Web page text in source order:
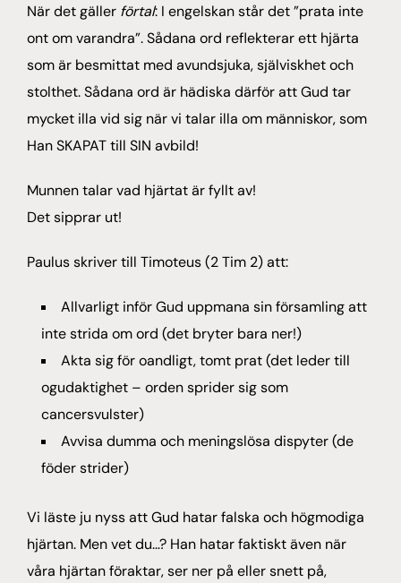
När det gäller förtal: I engelskan står det ”prata inte
ont om varandra”. Sådana ord reflekterar ett hjärta
som är besmittat med avundsjuka, själviskhet och
stolthet. Sådana ord är hädiska därför att Gud tar
mycket illa vid sig när vi talar illa om människor, som
Han SKAPAT till SIN avbild!
Munnen talar vad hjärtat är fyllt av!
Det sipprar ut!
Paulus skriver till Timoteus (2 Tim 2) att:
Allvarligt inför Gud uppmana sin församling att
inte strida om ord (det bryter bara ner!)
Akta sig för oandligt, tomt prat (det leder till
ogudaktighet – orden sprider sig som
cancersvulster)
Avvisa dumma och meningslösa dispyter (de
föder strider)
Vi läste ju nyss att Gud hatar falska och högmodiga
hjärtan. Men vet du…? Han hatar faktiskt även när
våra hjärtan föraktar, ser ner på eller snett på,